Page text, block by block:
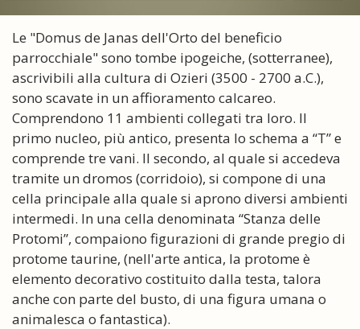
Le "Domus de Janas dell'Orto del beneficio
parrocchiale" sono tombe ipogeiche, (sotterranee),
ascrivibili alla cultura di Ozieri (3500 - 2700 a.C.),
sono scavate in un affioramento calcareo.
Comprendono 11 ambienti collegati tra loro. Il
primo nucleo, più antico, presenta lo schema a “T” e
comprende tre vani. Il secondo, al quale si accedeva
tramite un dromos (corridoio), si compone di una
cella principale alla quale si aprono diversi ambienti
intermedi. In una cella denominata “Stanza delle
Protomi”, compaiono figurazioni di grande pregio di
protome taurine, (nell'arte antica, la protome è
elemento decorativo costituito dalla testa, talora
anche con parte del busto, di una figura umana o
animalesca o fantastica).